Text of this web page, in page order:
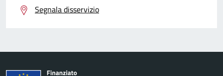
Segnala disservizio